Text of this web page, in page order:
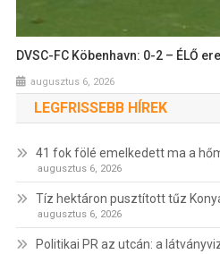
DVSC-FC Köbenhavn: 0-2 – ÉLŐ
augusztus 6, 2026
LEGFRISSEBB HÍREK
41 fok fölé emelkedett ma a
augusztus 6, 2026
Tíz hektáron pusztított tűz
augusztus 6, 2026
Politikai PR az utcán: a